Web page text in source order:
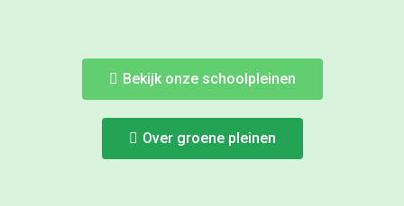
Bekijk onze schoolpleinen
Over groene pleinen